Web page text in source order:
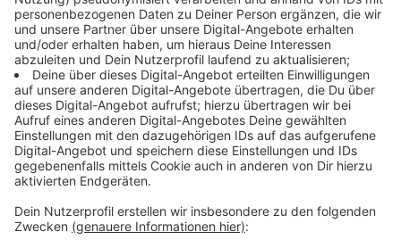
Wer teilnehmen möchte, muss sich vorab online
anmelden und erhält dann einen Link zu den
Veranstaltungen.
Anmeldung zum Seminar zur Berufsberatung
hier gehts zum Angebot der AWO
Seite der Bundesagentur für Arbeit
Anzeige